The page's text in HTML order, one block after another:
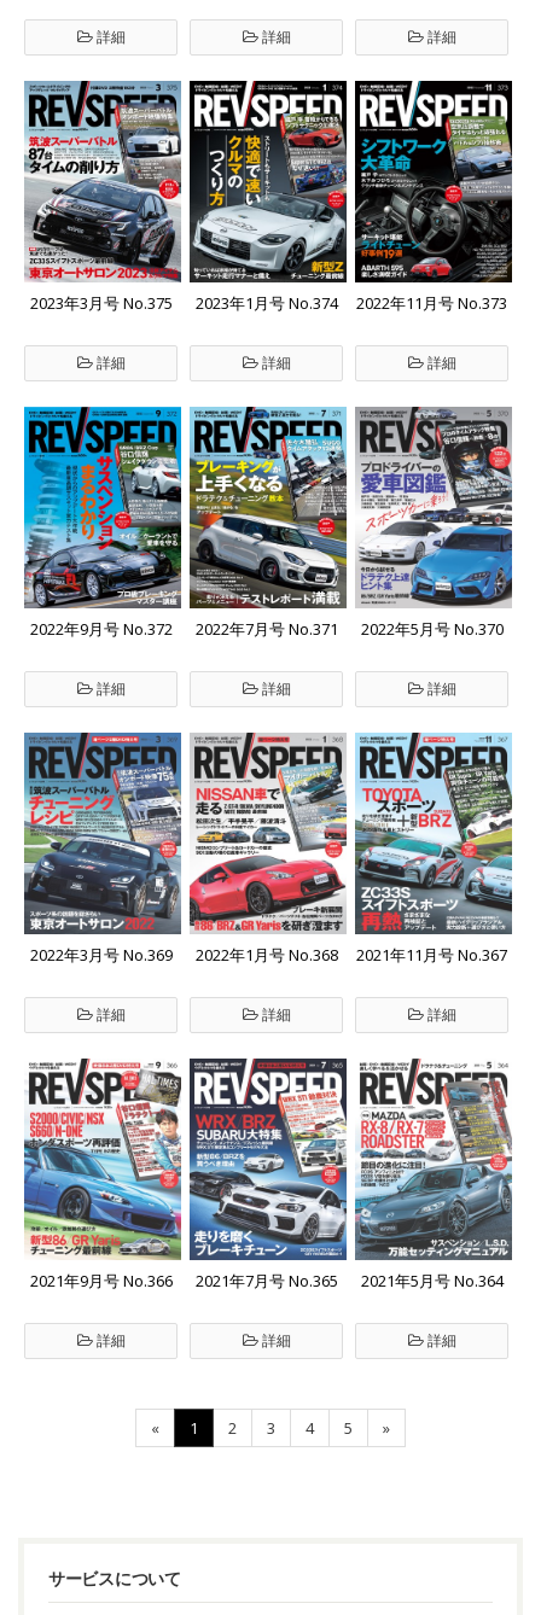
詳細 詳細 詳細
2023年3月号 No.375
詳細
2023年1月号 No.374
詳細
2022年11月号 No.373
詳細
2022年9月号 No.372
詳細
2022年7月号 No.371
詳細
2022年5月号 No.370
詳細
2022年3月号 No.369
詳細
2022年1月号 No.368
詳細
2021年11月号 No.367
詳細
2021年9月号 No.366
詳細
2021年7月号 No.365
詳細
2021年5月号 No.364
詳細
« 1 2 3 4 5 »
サービスについて